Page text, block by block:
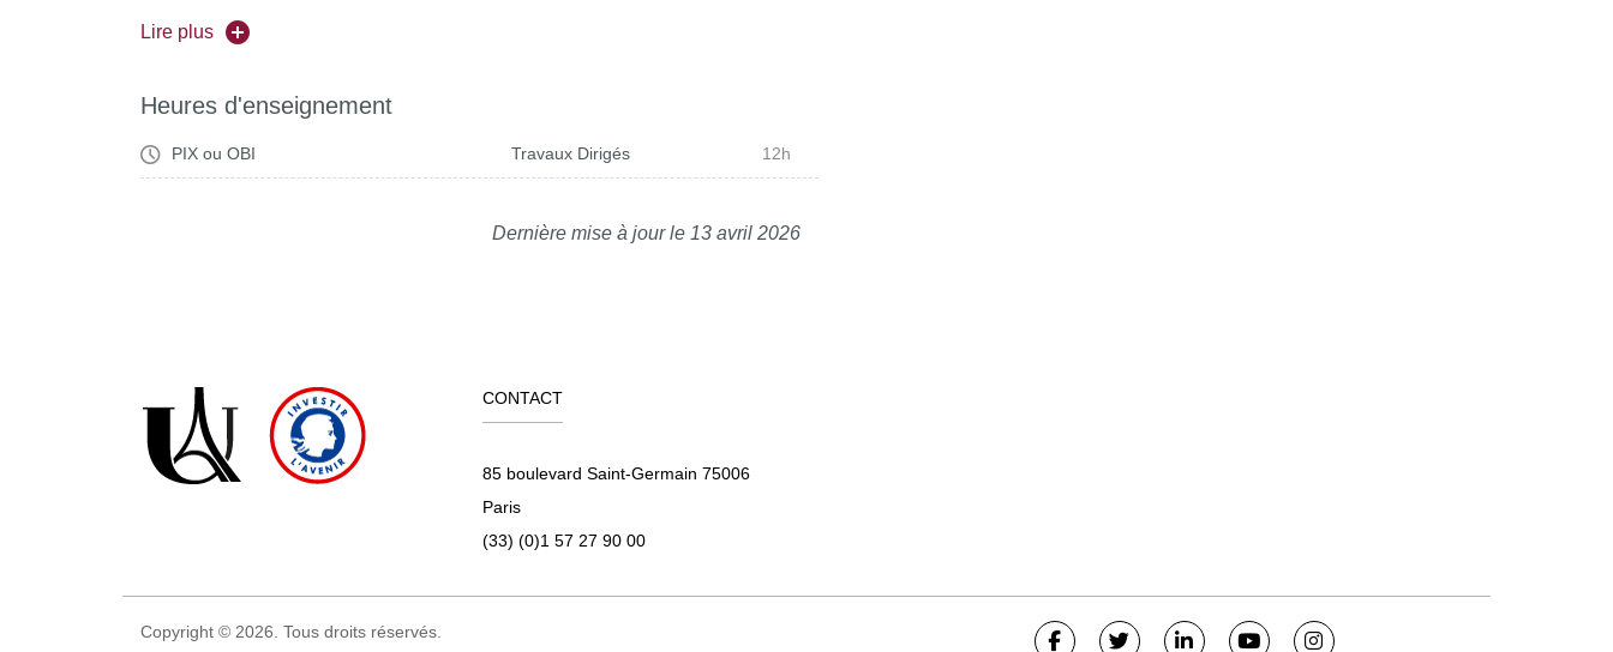
cours ont lieu en salle informatique mais il est aussi possible d’utiliser un
Lire plus
Heures d'enseignement
PIX ou OBI Travaux Dirigés 12h
Dernière mise à jour le 13 avril 2026
CONTACT
85 boulevard Saint-Germain 75006
Paris
(33) (0)1 57 27 90 00
Copyright © 2026. Tous droits réservés.